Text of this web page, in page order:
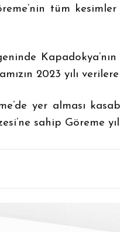
tüm
2023 yılı
yer alması
sahip Göreme